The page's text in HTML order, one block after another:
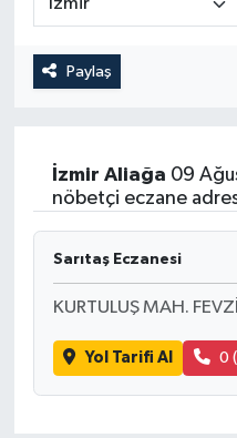
Paylaş
İzmir Aliağa 09
nöbetçi eczane
Sarıtaş Eczanesi
KURTULUŞ MAH.
Yol Tarifi Al 0
Video Galeri
Tüm Manşetler
Son Dakika Haberleri